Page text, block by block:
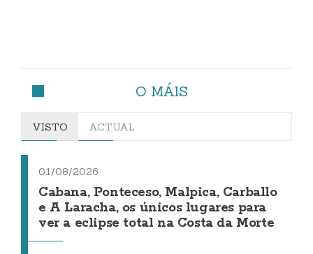
O MÁIS
VISTO ACTUAL
01/08/2026
Cabana, Ponteceso, Malpica, Carballo
e A Laracha, os únicos lugares para
ver a eclipse total na Costa da Morte